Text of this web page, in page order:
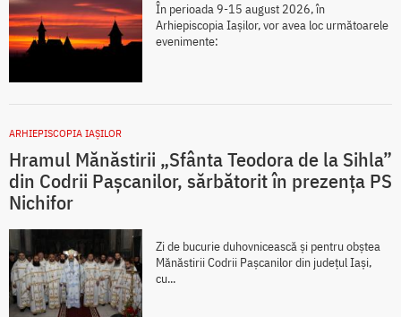
În perioada 9-15 august 2026, în
Arhiepiscopia Iaşilor, vor avea loc următoarele
evenimente:
ARHIEPISCOPIA IAŞILOR
Hramul Mănăstirii „Sfânta Teodora de la Sihla”
din Codrii Pașcanilor, sărbătorit în prezența PS
Nichifor
Zi de bucurie duhovnicească și pentru obștea
Mănăstirii Codrii Pașcanilor din județul Iași,
cu...